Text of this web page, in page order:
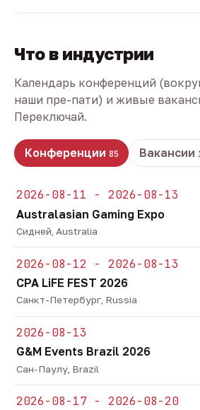
Что в индустрии
Календарь конференций
наши пре-пати) и живые
Переключай.
Конференции 85 Вакансии
2026-08-11 - 2026-08-13
Australasian Gaming Expo
Сидней, Australia
2026-08-12 - 2026-08-13
CPA LiFE FEST 2026
Санкт-Петербург, Russia
2026-08-13
G&M Events Brazil 2026
Сан-Паулу, Brazil
2026-08-17 - 2026-08-20